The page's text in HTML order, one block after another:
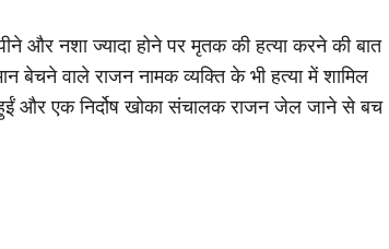
और नशा ज्यादा होने पर मृतक की हत्या करने की बात
बेचने वाले राजन नामक व्यक्ति के भी हत्या में शामिल
और एक निर्दोष खोका संचालक राजन जेल जाने से बच